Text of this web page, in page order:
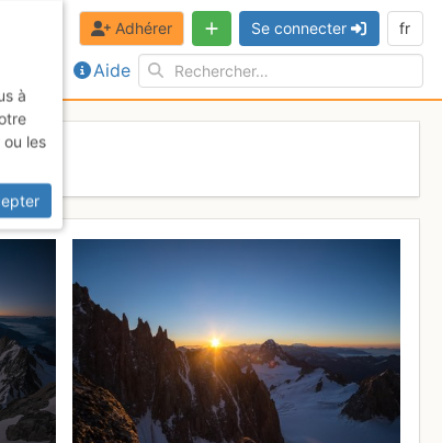
Aide
Adhérer Se connecter fr
à
les